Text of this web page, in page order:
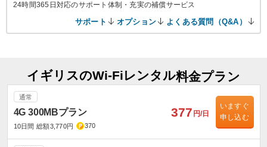
24時間365日対応のサポート体制・充実の補償サービス
サポート オプション よくある質問（Q&A）
イギリスのWi-Fiレンタル料金プラン
通常
4G 300MBプラン
10日間 総額3,770円 370
377 円/日
いますぐ
申し込む